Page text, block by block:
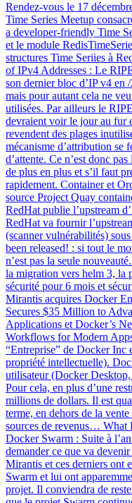
Rendez-vous le 17
Time Series Meetup
a developer-friendly Time
et le module
structures Time Seriies à
of IPv4 Addresses : Le
son dernier bloc d’IP v4 en
mais pour autant cela ne
utilisées. Par ailleurs le
devraient voir le jour au fur
revendent des plages
mécanisme d’attribution se
d’attente. Ce n’est donc
de plus en plus et s’il faut
rapidement. Container et
source Project Quay
RedHat publie l’upstream
RedHat va fournir
(scanner vulnérabilités)
been released! : si tout le
n’est pas la seule
la migration vers helm 3, la
sécurité pour 6 mois et
Mirantis acquires Docker
Secures $35 Million to
Applications et Docker’s
Workflows for Modern
“Entreprise” de Docker Inc
propriété intellectuelle).
utilisateur (Docker
Pour cela, en plus d’une
millions de dollars. Il est
terme, en dehors de la
sources de revenus… What
Docker Swarm : Suite à
demander ce que va
Mirantis et ces derniers ont
Swarm et lui ont
projet. Il conviendra de